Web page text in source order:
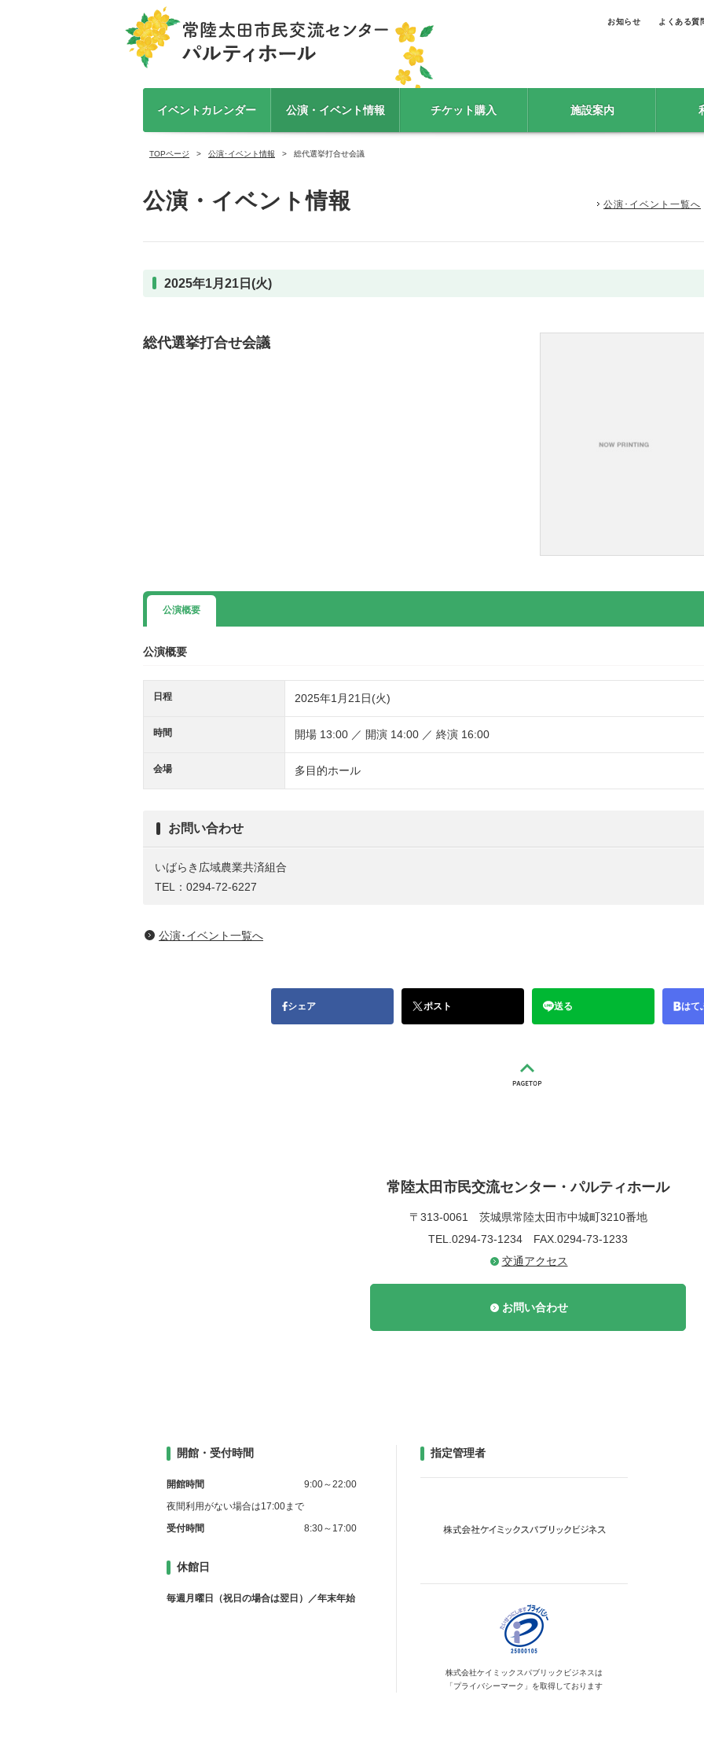
お知らせ よくある質
イベントカレンダー 公演・イベント情報 チケット購入 施設案内
TOPページ 公演･イベント情報 総代選挙打合せ会議
公演・イベント情報 公演･イベント一覧へ
2025年1月21日(火)
総代選挙打合せ会議
公演概要
公演概要
日程 2025年1月21日(火)
時間 開場 13:00 ／ 開演 14:00 ／ 終演 16:00
会場 多目的ホール
お問い合わせ
いばらき広域農業共済組合
TEL：0294-72-6227
公演･イベント一覧へ
シェア ポスト 送る はて
常陸太田市民交流センター・パルティホール
〒313-0061 茨城県常陸太田市中城町3210番地
TEL.0294-73-1234 FAX.0294-73-1233
交通アクセス
お問い合わせ
開館・受付時間
開館時間
9:00～22:00
夜間利用がない場合は17:00まで
受付時間
8:30～17:00
休館日
毎週月曜日（祝日の場合は翌日）／年末年始
指定管理者
株式会社ケイミックスパブリックビジネスは
「プライバシーマーク」を取得しております